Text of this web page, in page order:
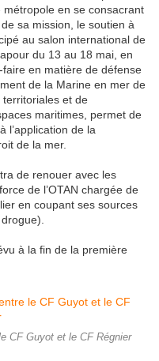
en se consacrant
sa mission, le soutien à
au salon international de
du 13 au 18 mai, en
en matière de défense
de la Marine en mer de
et de
maritimes, permet de
l’application de la
de la mer.
de renouer avec les
de l’OTAN chargée de
en coupant ses sources
à la fin de la première
CF Guyot et le CF Régnier